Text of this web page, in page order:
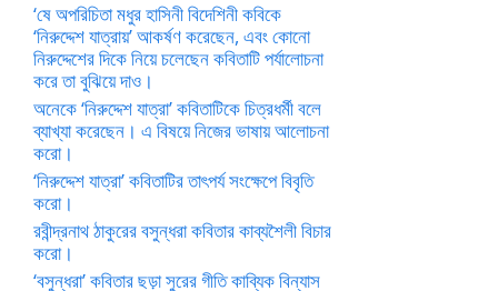
‘ষে অপরিচিতা মধুর হাসিনী বিদেশিনী কবিকে
‘নিরুদ্দেশ যাত্রায়’ আকর্ষণ করেছেন, এবং কোনো
নিরুদ্দেশের দিকে নিয়ে চলেছেন কবিতাটি পর্যালোচনা
করে তা বুঝিয়ে দাও।
অনেকে ‘নিরুদ্দেশ যাত্রা’ কবিতাটিকে চিত্রধর্মী বলে
ব্যাখ্যা করেছেন। এ বিষয়ে নিজের ভাষায় আলোচনা
করো।
‘নিরুদ্দেশ যাত্রা’ কবিতাটির তাৎপর্য সংক্ষেপে বিবৃতি
করো।
রবীন্দ্রনাথ ঠাকুরের বসুন্ধরা কবিতার কাব্যশৈলী বিচার
করো।
‘বসুন্ধরা’ কবিতার ছড়া সুরের গীতি কাব্যিক বিন্যাস